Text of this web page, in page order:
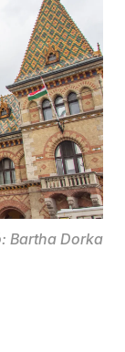
Bartha Dorka